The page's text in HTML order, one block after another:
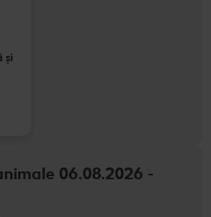
și
06.08.2026 -